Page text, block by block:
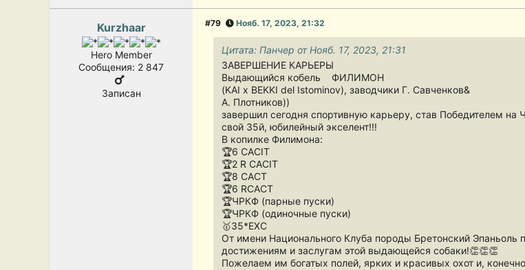
Kurzhaar
Hero Member
Сообщения: 2 847
Записан
#79 Нояб. 17, 2023, 21:32
Цитата: Панчер от Нояб. 17, 2023, 21:31
ЗАВЕРШЕНИЕ КАРЬЕРЫ
Выдающийся кобель ФИЛИМОН
(KAI x BEKKI del Istominov), заводчики Г. Савченков&
А. Плотников))
завершил сегодня спортивную карьеру, став Победителем
свой 35й, юбилейный экселент!!!
В копилке Филимона:
🏆6 CACIT
🏆2 R CACIT
🏆8 CACT
🏆6 RCACT
🏆ЧРКФ (парные пуски)
🏆ЧРКФ (одиночные пуски)
🥇35*ЕХС
От имени Национального Клуба породы Бретонский
достижениям и заслугам этой выдающейся собаки!👏👏👏
Пожелаем им богатых полей, ярких и красивых охот и,